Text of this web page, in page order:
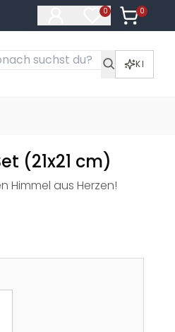
0
Artikel im
0
Artikel
KI
(21x21 cm)
Himmel aus Herzen!